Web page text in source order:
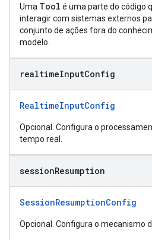
Uma Tool é uma parte do código
interagir com sistemas externos
conjunto de ações fora do
modelo.
realtimeInputConfig
RealtimeInputConfig
Opcional. Configura o
tempo real.
sessionResumption
SessionResumptionConfig
Opcional. Configura o mecanismo